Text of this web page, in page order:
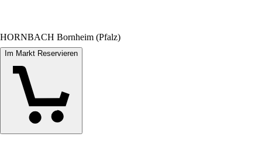
HORNBACH Bornheim (Pfalz)
Im Markt Reservieren